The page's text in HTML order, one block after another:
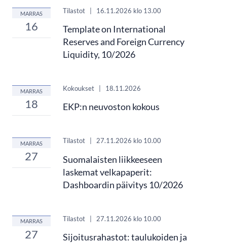
MARRAS
16
Tilastot 16.11.2026 klo 13.00
Template on International
Reserves and Foreign Currency
Liquidity, 10/2026
MARRAS
18
Kokoukset 18.11.2026
EKP:n neuvoston kokous
MARRAS
27
Tilastot 27.11.2026 klo 10.00
Suomalaisten liikkeeseen
laskemat velkapaperit:
Dashboardin päivitys 10/2026
MARRAS
27
Tilastot 27.11.2026 klo 10.00
Sijoitusrahastot: taulukoiden ja